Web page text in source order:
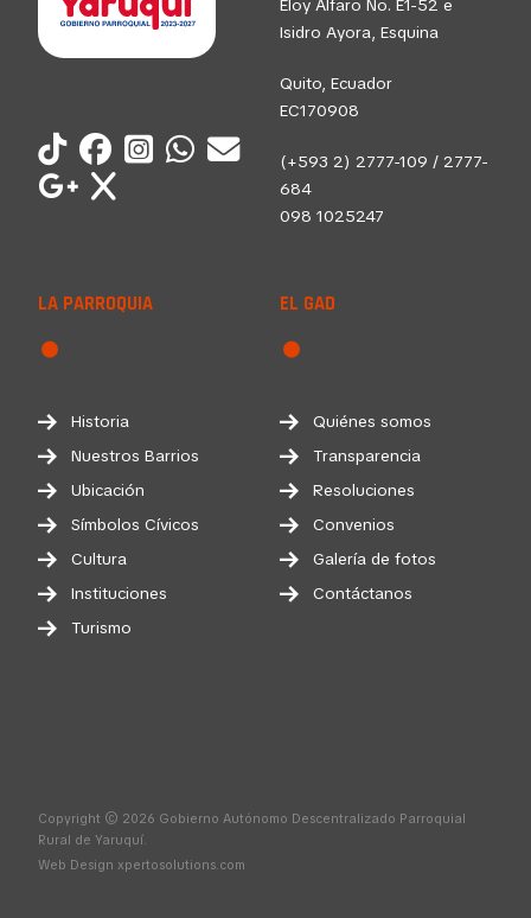
Eloy Alfaro No. E1-52 e
Isidro Ayora, Esquina
Quito, Ecuador
EC170908
(+593 2) 2777-109 / 2777-
684
098 1025247
LA PARROQUIA
Historia
Nuestros Barrios
Ubicación
Símbolos Cívicos
Cultura
Instituciones
Turismo
EL GAD
Quiénes somos
Transparencia
Resoluciones
Convenios
Galería de fotos
Contáctanos
Copyright © 2026 Gobierno Autónomo Descentralizado Parroquial
Rural de Yaruquí.
Web Design xpertosolutions.com